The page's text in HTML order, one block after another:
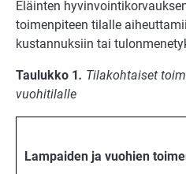
Eläinten
toimenpiteen tilalle
kustannuksiin tai
Taulukko 1. Tilakohtaiset
vuohitilalle
Lampaiden ja vuohien